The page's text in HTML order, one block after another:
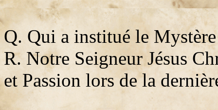
Q. Qui a institué le
R. Notre Seigneur Jésus
et Passion lors de la